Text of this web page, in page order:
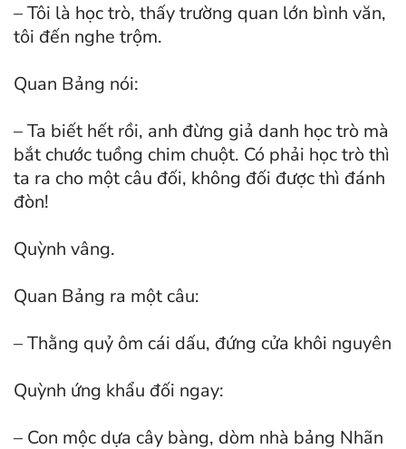
– Tôi là học trò, thấy trường quan lớn bình văn,
tôi đến nghe trộm.
Quan Bảng nói:
– Ta biết hết rồi, anh đừng giả danh học trò mà
bắt chước tuồng chim chuột. Có phải học trò thì
ta ra cho một câu đối, không đối được thì đánh
đòn!
Quỳnh vâng.
Quan Bảng ra một câu:
– Thằng quỷ ôm cái dấu, đứng cửa khôi nguyên
Quỳnh ứng khẩu đối ngay:
– Con mộc dựa cây bàng, dòm nhà bảng Nhãn